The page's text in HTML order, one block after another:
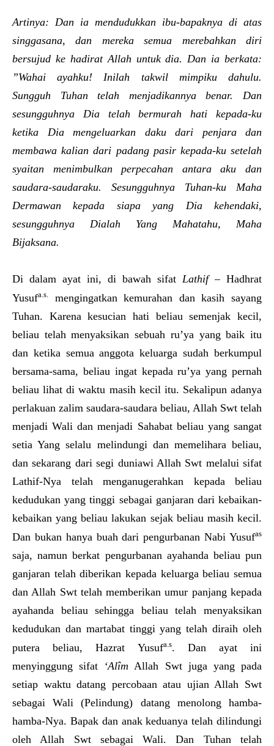
Artinya: Dan ia mendudukkan ibu-bapaknya di atas
singgasana, dan mereka semua merebahkan diri
bersujud ke hadirat Allah untuk dia. Dan ia berkata:
”Wahai ayahku! Inilah takwil mimpiku dahulu.
Sungguh Tuhan telah menjadikannya benar. Dan
sesungguhnya Dia telah bermurah hati kepada-ku
ketika Dia mengeluarkan daku dari penjara dan
membawa kalian dari padang pasir kepada-ku setelah
syaitan menimbulkan perpecahan antara aku dan
saudara-saudaraku. Sesungguhnya Tuhan-ku Maha
Dermawan kepada siapa yang Dia kehendaki,
sesungguhnya Dialah Yang Mahatahu, Maha
Bijaksana.
Di dalam ayat ini, di bawah sifat Lathif– Hadhrat
Yusufa.s.
mengingatkan kemurahan dan kasih sayang
Tuhan. Karena kesucian hati beliau semenjak kecil,
beliau telah menyaksikan sebuah ru’ya yang baik itu
dan ketika semua anggota keluarga sudah berkumpul
bersama-sama, beliau ingat kepada ru’ya yang pernah
beliau lihat di waktu masih kecil itu. Sekalipun adanya
perlakuan zalim saudara-saudara beliau, Allah Swt telah
menjadi Wali dan menjadi Sahabat beliau yang sangat
setia Yang selalu melindungi dan memelihara beliau,
dan sekarang dari segi duniawi Allah Swt melalui sifat
Lathif-Nya telah menganugerahkan kepada beliau
kedudukan yang tinggi sebagai ganjaran dari kebaikan-
kebaikan yang beliau lakukan sejak beliau masih kecil.
Dan bukan hanya buah dari pengurbanan Nabi Yusufas
saja, namun berkat pengurbanan ayahanda beliau pun
ganjaran telah diberikan kepada keluarga beliau semua
dan Allah Swt telah memberikan umur panjang kepada
ayahanda beliau sehingga beliau telah menyaksikan
kedudukan dan martabat tinggi yang telah diraih oleh
putera beliau, Hazrat Yusufa.s. Dan ayat ini
menyinggung sifat ‘Alîm Allah Swt juga yang pada
setiap waktu datang percobaan atau ujian Allah Swt
sebagai Wali (Pelindung) datang menolong hamba-
hamba-Nya. Bapak dan anak keduanya telah dilindungi
oleh Allah Swt sebagai Wali. Dan Tuhan telah